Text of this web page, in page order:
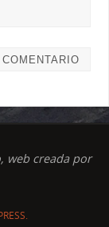
web creada por